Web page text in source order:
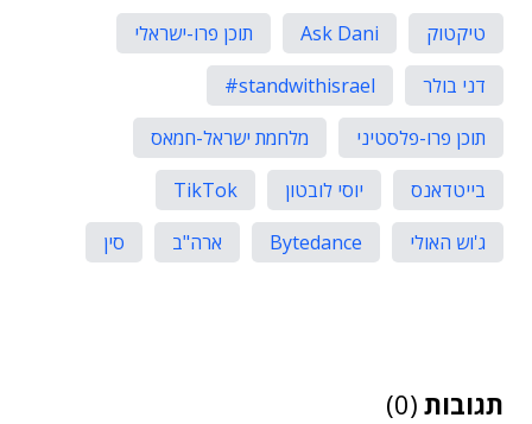
טיקטוק Ask Dani
תוכן פרו-ישראלי
דני בולר
standwithisrael#
תוכן פרו-פלסטיני
מלחמת ישראל-חמאס
בייטדאנס
יוסי לובטון
TikTok
ג'וש האולי
Bytedance ארה"ב סין
תגובות (0)